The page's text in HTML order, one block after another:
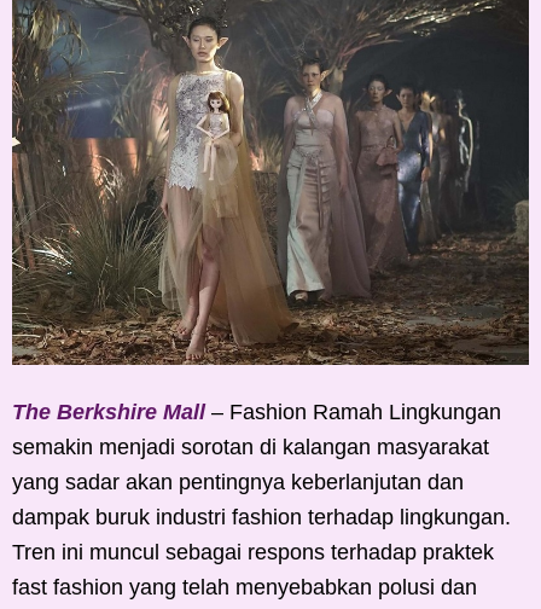
The Berkshire Mall– Fashion Ramah Lingkungan
semakin menjadi sorotan di kalangan masyarakat
yang sadar akan pentingnya keberlanjutan dan
dampak buruk industri fashion terhadap lingkungan.
Tren ini muncul sebagai respons terhadap praktek
fast fashion yang telah menyebabkan polusi dan